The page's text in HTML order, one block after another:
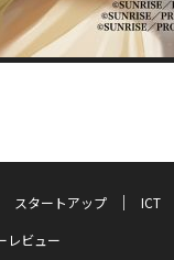
スタートアップ ICT
レビュー